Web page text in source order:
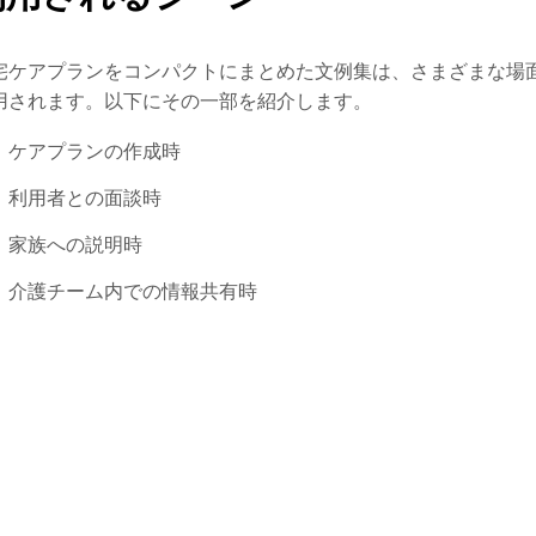
ケアプランをコンパクトにまとめた文例集は、さまざまな場
されます。以下にその一部を紹介します。
ケアプランの作成時
利用者との面談時
家族への説明時
介護チーム内での情報共有時